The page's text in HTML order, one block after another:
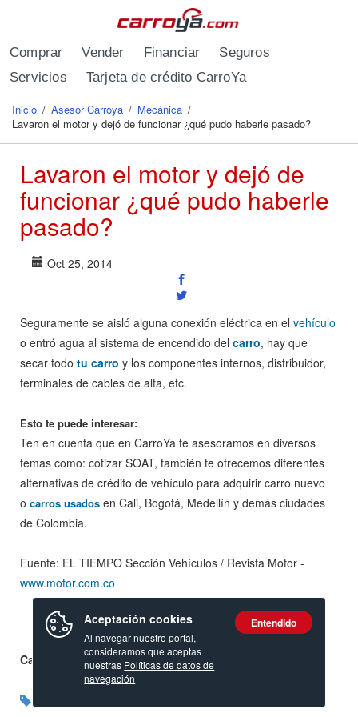
Comprar Vender Financiar
Seguros
Servicios
Tarjeta de crédito CarroYa
Se encuentra usted aquí
Inicio / Asesor Carroya / Mecánica /
Lavaron el motor y dejó de funcionar ¿qué pudo haberle pasado?
Lavaron el motor y dejó de
funcionar ¿qué pudo haberle
pasado?
Oct 25, 2014
Seguramente se aisló alguna conexión eléctrica en el vehículo
o entró agua al sistema de encendido del carro, hay que
secar todo tu carro y los componentes internos, distribuidor,
terminales de cables de alta, etc.
Esto te puede interesar:
Ten en cuenta que en CarroYa te asesoramos en diversos
temas como: cotizar SOAT, también te ofrecemos diferentes
alternativas de crédito de vehículo para adquirir carro nuevo
o carros usados en Cali, Bogotá, Medellín y demás ciudades
de Colombia.
Fuente: EL TIEMPO Sección Vehículos / Revista Motor -
www.motor.com.co
Calificación:
Aceptación cookies
Al navegar nuestro portal,
consideramos que aceptas
nuestras Políticas de datos de
navegación
Entendido